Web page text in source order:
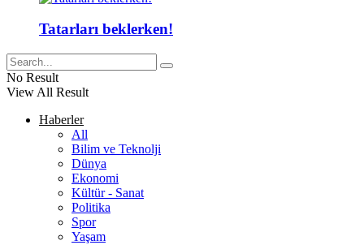
Tatarları beklerken!
No Result
View All Result
Haberler
All
Bilim ve Teknolji
Dünya
Ekonomi
Kültür - Sanat
Politika
Spor
Yaşam